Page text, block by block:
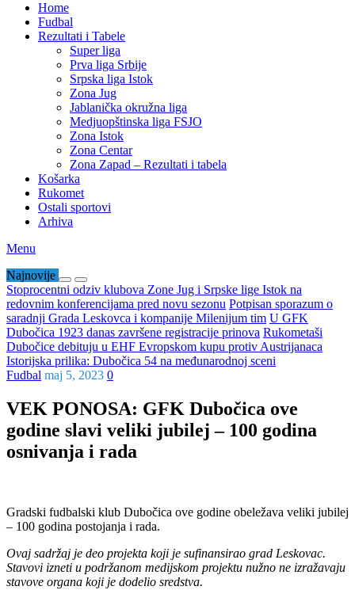
Home
Fudbal
Rezultati i Tabele
Super liga
Prva liga Srbije
Srpska liga Istok
Zona Jug
Jablanička okružna liga
Medjuopštinska liga FSJO
Zona Istok
Zona Centar
Zona Zapad – Rezultati i tabela
Košarka
Rukomet
Ostali sportovi
Arhiva
Menu
Najnovije
Stoprocentni odziv klubova Zone Jug i Srpske lige Istok na
redovnim konferencijama pred novu sezonu Potpisan sporazum o
saradnji Grada Leskovca i kompanije Milenijum tim U GFK
Dubočica 1923 danas završene registracije prinova Rukometaši
Dubočice debituju u EHF Evropskom kupu protiv Austrijanaca
Istorijska prilika: Dubočica 54 na međunarodnoj sceni
Fudbal maj 5, 2023 0
VEK PONOSA: GFK Dubočica ove
godine slavi veliki jubilej – 100 godina
osnivanja i rada
Gradski fudbalski klub Dubočica ove godine obeležava veliki jubilej
– 100 godina postojanja i rada.
Ovaj sadržaj je deo projekta koji je sufinansirao grad Leskovac.
Stavovi izneti u podržanom medijskom projektu nužno ne izražavaju
stavove organa koji je dodelio sredstva.